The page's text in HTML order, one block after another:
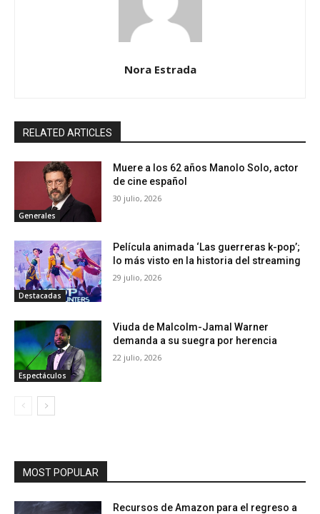
Nora Estrada
RELATED ARTICLES
Generales
Muere a los 62 años Manolo Solo, actor
de cine español
30 julio, 2026
Destacadas
Película animada ‘Las guerreras k-pop’;
lo más visto en la historia del streaming
29 julio, 2026
Espectáculos
Viuda de Malcolm-Jamal Warner
demanda a su suegra por herencia
22 julio, 2026
MOST POPULAR
Recursos de Amazon para el regreso a